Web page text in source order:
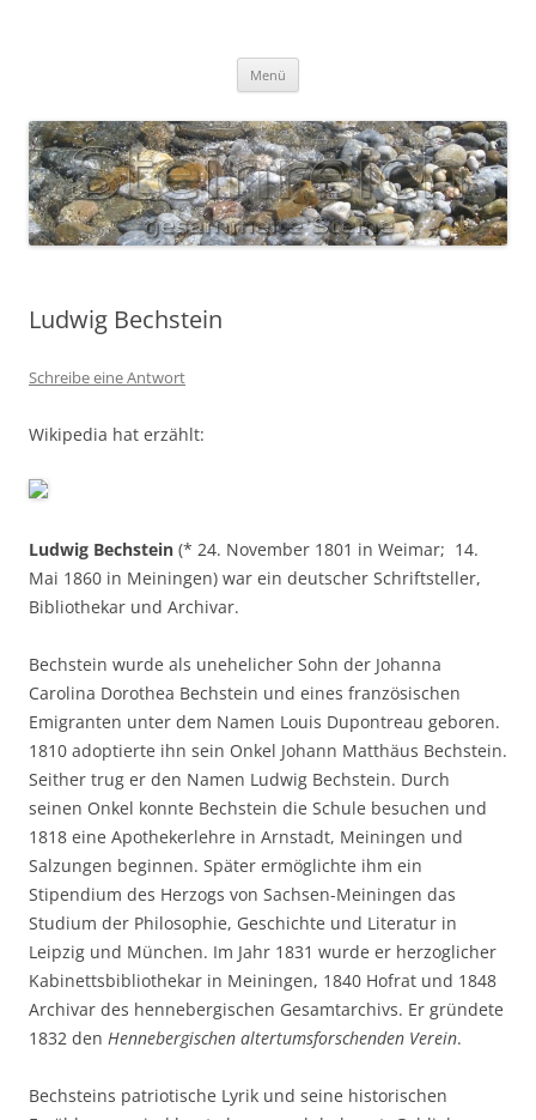
Menü
Ludwig Bechstein
Schreibe eine Antwort
Wikipedia hat erzählt:
Ludwig Bechstein (* 24. November 1801 in Weimar;  14.
Mai 1860 in Meiningen) war ein deutscher Schriftsteller,
Bibliothekar und Archivar.
Bechstein wurde als unehelicher Sohn der Johanna
Carolina Dorothea Bechstein und eines französischen
Emigranten unter dem Namen Louis Dupontreau geboren.
1810 adoptierte ihn sein Onkel Johann Matthäus Bechstein.
Seither trug er den Namen Ludwig Bechstein. Durch
seinen Onkel konnte Bechstein die Schule besuchen und
1818 eine Apothekerlehre in Arnstadt, Meiningen und
Salzungen beginnen. Später ermöglichte ihm ein
Stipendium des Herzogs von Sachsen-Meiningen das
Studium der Philosophie, Geschichte und Literatur in
Leipzig und München. Im Jahr 1831 wurde er herzoglicher
Kabinettsbibliothekar in Meiningen, 1840 Hofrat und 1848
Archivar des hennebergischen Gesamtarchivs. Er gründete
1832 den Hennebergischen altertumsforschenden Verein.
Bechsteins patriotische Lyrik und seine historischen